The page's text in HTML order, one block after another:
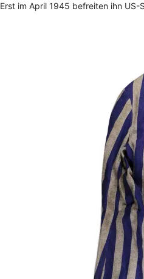
Erst im April 1945 befreiten ihn US-